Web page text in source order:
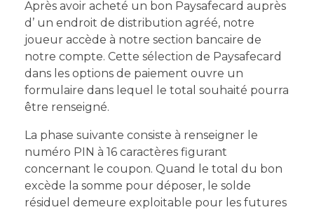
Après avoir acheté un bon Paysafecard auprès
d’ un endroit de distribution agréé, notre
joueur accède à notre section bancaire de
notre compte. Cette sélection de Paysafecard
dans les options de paiement ouvre un
formulaire dans lequel le total souhaité pourra
être renseigné.
La phase suivante consiste à renseigner le
numéro PIN à 16 caractères figurant
concernant le coupon. Quand le total du bon
excède la somme pour déposer, le solde
résiduel demeure exploitable pour les futures